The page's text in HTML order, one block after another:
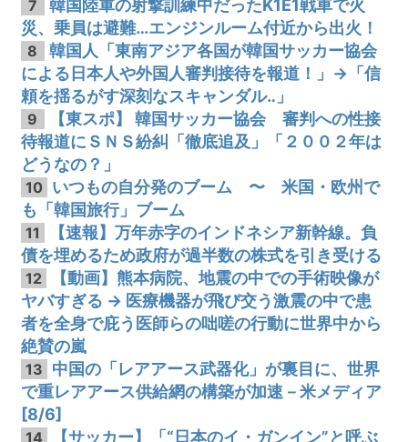
7
韓国陸軍の射撃訓練中だったK1E1戦車で火
災、乗員は避難…エンジンルーム付近から出火！
8
韓国人「東南アジア各国が韓国サッカー協会
による日本人や外国人審判接待を報道！」→「信
頼を揺るがす深刻なスキャンダル‥」
9
【東スポ】 韓国サッカー協会 審判への性接
待報道にＳＮＳ紛糾「徹底追及」「２００２年は
どうなの？」
10 いつもの自分発のブーム 〜 米国・欧州で
も「韓国旅行」ブーム
11
【速報】万年赤字のインドネシア新幹線。負
債を埋めるため政府が過半数の株式を引き受ける
12
【動画】熊本病院、地震の中での手術映像が
ヤバすぎる → 医療機器が飛び交う激震の中で患
者を全身で庇う医師らの咄嗟の行動に世界中から
絶賛の嵐
13 中国の「レアアース武器化」が裏目に、世界
で重レアアース供給網の構築が加速－米メディア
[8/6]
14
【サッカー】「“日本のイ・ガンイン”と呼ぶ